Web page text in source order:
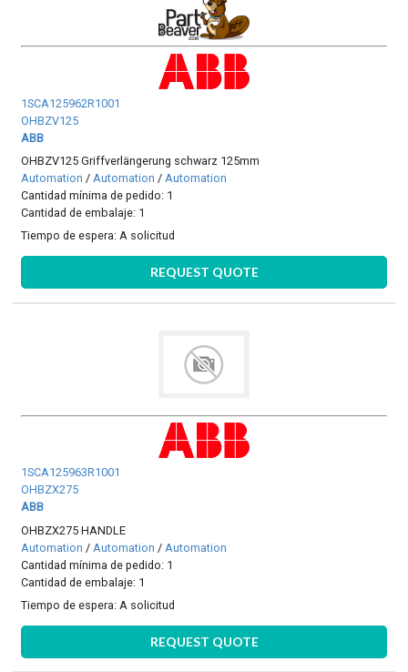
1SCA125962R1001
OHBZV125
ABB
OHBZV125 Griffverlängerung schwarz 125mm
Automation /Automation /Automation
Cantidad mínima de pedido: 1
Cantidad de embalaje: 1
Tiempo de espera:A solicitud
REQUEST QUOTE
1SCA125963R1001
OHBZX275
ABB
OHBZX275 HANDLE
Automation / Automation / Automation
Cantidad mínima de pedido: 1
Cantidad de embalaje: 1
Tiempo de espera: A solicitud
REQUEST QUOTE